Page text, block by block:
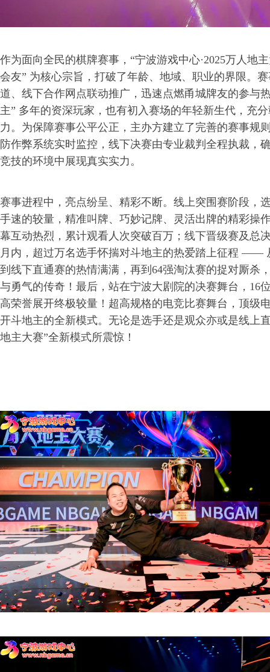
作为面向全民的棋牌赛事，“宁波游戏中心·2025万人地
会友” 为核心宗旨，打破了年龄、地域、职业的界限。
道、线下合作网点联动推广，迅速点燃甬城牌友的参与
主” 多年的资深玩家，也有初入赛场的年轻新生代，充
力。为保障赛事公平公正，主办方建立了完善的赛事规
防作弊系统实时监控，线下决赛由专业裁判全程执裁，
竞技的环境中展现真实实力。
赛事进程中，亮点纷呈、精彩不断。线上突围赛阶段，
手速的较量，精准叫牌、巧妙记牌、灵活出牌的精彩操
幕互动热烈，累计观看人次突破百万；线下晋级赛及总
月内，超过万名选手怀揣对斗地主的热爱踏上征程 ——
到线下直通赛的热情满满，再到64强淘汰赛的捉对厮杀
与勇气的传奇！最后，站在宁波大剧院的决赛舞台，16
高荣誉展开终极较量！超高规格的电竞比赛舞台，顶级
开斗地主的全新模式。无论是选手还是观众亦或是线上
地主大赛”全新模式所震惊！